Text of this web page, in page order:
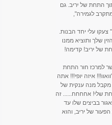
התחת של יריב. גם
לגמירה",
עלי יחד הבנות.
שלך ותוציא ממנו
של יריב! קדימה!
למרכז חור התחת
איזה יופי!!! אתה
מקבל מנה ענקית של
שלי! אחחחח...... זה
בביצים שלו עד
של יריב, והוא